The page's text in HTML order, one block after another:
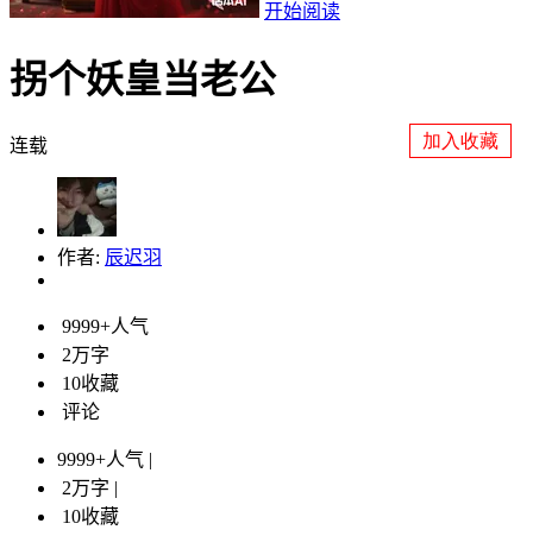
开始阅读
拐个妖皇当老公
连载 加入收藏
作者: 辰迟羽
9999+人气
2万字
10收藏
评论
9999+人气 |
2万字 |
10收藏